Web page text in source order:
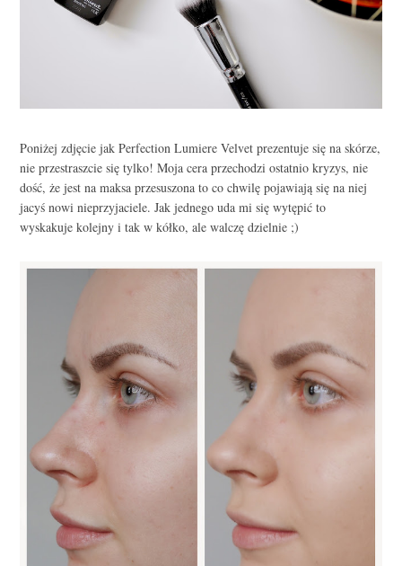
Poniżej zdjęcie jak Perfection Lumiere Velvet prezentuje się na skórze,
nie przestraszcie się tylko! Moja cera przechodzi ostatnio kryzys, nie
dość, że jest na maksa przesuszona to co chwilę pojawiają się na niej
jacyś nowi nieprzyjaciele. Jak jednego uda mi się wytępić to
wyskakuje kolejny i tak w kółko, ale walczę dzielnie ;)